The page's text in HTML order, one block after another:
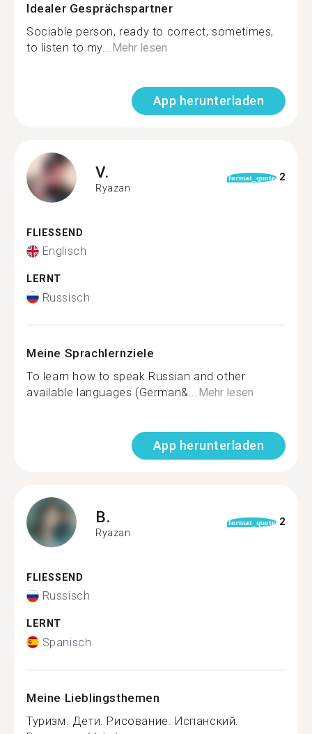
Idealer Gesprächspartner
Sociable person, ready to correct, sometimes,
to listen to my... Mehr lesen
App herunterladen
V.
Ryazan
format_quote 2
FLIESSEND
Englisch
LERNT
Russisch
Meine Sprachlernziele
To learn how to speak Russian and other
available languages (German&... Mehr lesen
App herunterladen
B.
Ryazan
format_quote 2
FLIESSEND
Russisch
LERNT
Spanisch
Meine Lieblingsthemen
Туризм. Дети. Рисование. Испанский.